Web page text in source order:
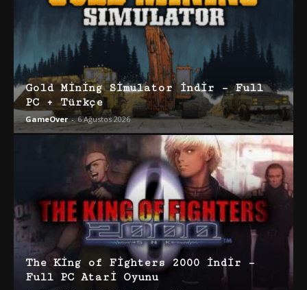
Gold Mining Simulator İndir – Full
PC + Türkçe
GameOver - 6 Ağustos 2026
The King of Fighters 2000 İndir –
Full PC Atari Oyunu